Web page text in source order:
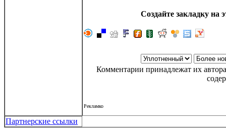
Создайте закладку на
Комментарии принадлежат их
Рекламко
Партнерские ссылки